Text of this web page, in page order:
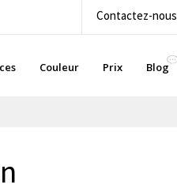
Contactez-nous
Couleur Prix Blog